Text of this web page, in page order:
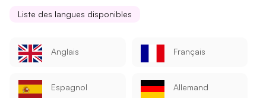
Liste des langues disponibles
Anglais Français
Espagnol Allemand